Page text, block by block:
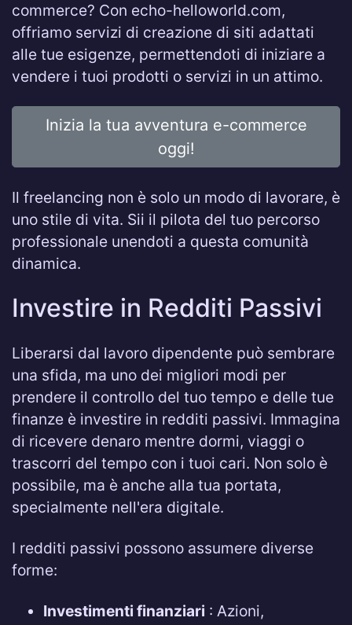
commerce? Con echo-helloworld.com,
offriamo servizi di creazione di siti adattati
alle tue esigenze, permettendoti di iniziare a
vendere i tuoi prodotti o servizi in un attimo.
Inizia la tua avventura e-commerce
oggi!
Il freelancing non è solo un modo di lavorare, è
uno stile di vita. Sii il pilota del tuo percorso
professionale unendoti a questa comunità
dinamica.
Investire in Redditi Passivi
Liberarsi dal lavoro dipendente può sembrare
una sfida, ma uno dei migliori modi per
prendere il controllo del tuo tempo e delle tue
finanze è investire in redditi passivi. Immagina
di ricevere denaro mentre dormi, viaggi o
trascorri del tempo con i tuoi cari. Non solo è
possibile, ma è anche alla tua portata,
specialmente nell'era digitale.
I redditi passivi possono assumere diverse
forme:
Investimenti finanziari : Azioni,